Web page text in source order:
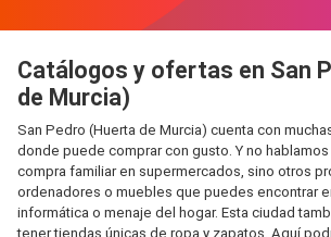
Catálogos y ofertas en San
de Murcia)
San Pedro (Huerta de Murcia) cuenta con
donde puede comprar con gusto. Y no
compra familiar en supermercados, sino otros
ordenadores o muebles que puedes encontrar
informática o menaje del hogar. Esta ciudad
tener tiendas únicas de ropa y zapatos. Aquí